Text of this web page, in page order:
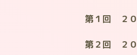
第１回 ２０
第２回 ２０